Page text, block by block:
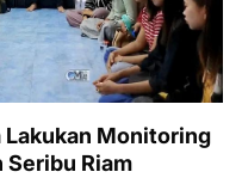
Lakukan Monitoring
Seribu Riam